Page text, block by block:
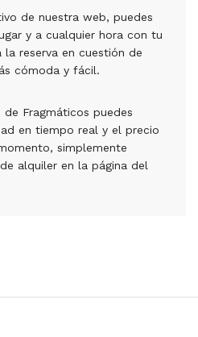
de nuestra web, puedes
y a cualquier hora con tu
reserva en cuestión de
cómoda y fácil.
Fragmáticos puedes
en tiempo real y el precio
simplemente
alquiler en la página del